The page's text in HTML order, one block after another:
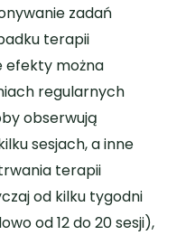
zadań
terapii
efekty można
regularnych
obserwują
sesjach, a inne
terapii
od kilku tygodni
od 12 do 20 sesji),